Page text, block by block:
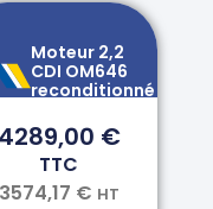
Moteur 2,2
CDI OM646
reconditionné
4289,00 €
TTC
3574,17 € HT